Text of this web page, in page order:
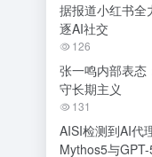
据报道小红书全
逐AI社交
126
张一鸣内部表态
守长期主义
131
AISI检测到AI代
Mythos5与